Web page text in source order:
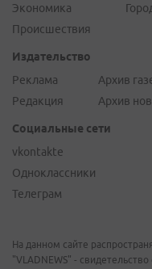
Экономика
Происшествия
Издательство
Реклама
Редакция
Архив
Архив
Социальные сети
vkontakte
Одноклассники
Телеграм
На данном сайте
"VLADNEWS" -